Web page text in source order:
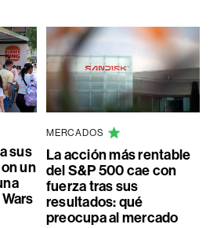
sus
un
MERCADOS
La acción más rentable
del S&P 500 cae con
fuerza tras sus
resultados: qué
preocupa al mercado